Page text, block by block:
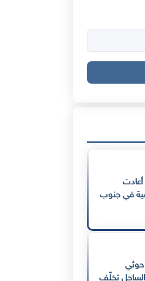
في جنوب
حوثي
تخلّف